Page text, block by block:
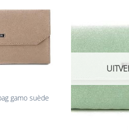
verlanglijst
toevoegen
gamo suède